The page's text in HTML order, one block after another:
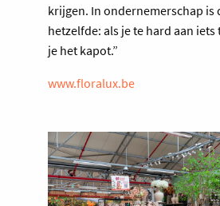
krijgen. In ondernemerschap is
hetzelfde: als je te hard aan
je het kapot.”
www.floralux.be